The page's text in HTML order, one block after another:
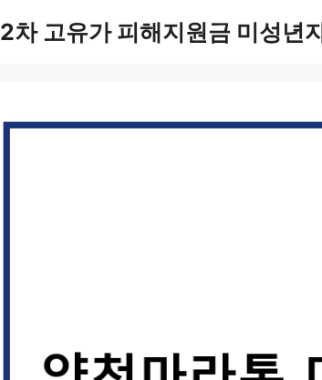
2차 고유가 피해지원금 미성년